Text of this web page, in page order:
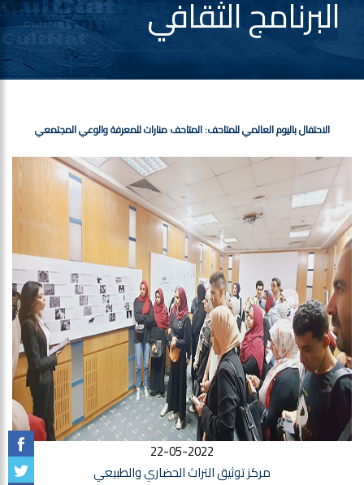
البرنامج الثقافي
الاحتفال باليوم العالمي للمتاحف: المتاحف منارات للمعرفة والوعي المجتمعي
22-05-2022
مركز توثيق التراث الحضاري والطبيعي